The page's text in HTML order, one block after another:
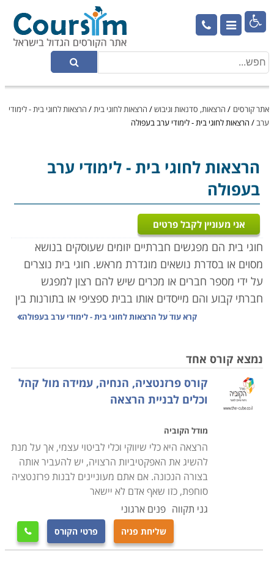

אתר קורסים / הרצאות, סדנאות וגיבוש/ הרצאות לחוגי בית/ הרצאות לחוגי בית - לימודי
ערב/ הרצאות לחוגי בית - לימודי ערב בעפולה
הרצאות לחוגי בית- לימודי ערב
בעפולה
אני מעוניין לקבל פרטים
חוגי בית הם מפגשים חברתיים יזומים שעוסקים בנושא
מסוים או בסדרת נושאים מוגדרת מראש. חוגי בית נוצרים
על ידי מספר חברים או מכרים שיש להם רצון למפגש
חברתי קבוע והם מייסדים אותו בבית ספציפי או בתורנות בין
בתים שונים. ייחודן של ההרצאות הוא בכך שהמרצים
הרצאות לחוגי בית עוסקות בנושאים שונים כגון הומור,
מצוינות, יהדות, גרפולוגיה, הורות, העצמה ועוד. כשעורכים
ולהתאמתה לקהל היעד. הרצאות למפגשים אלו בנויות
באופן מרתק, ע"מ שכל חברי חוג הבית יפיקו את מירב
ההנאה מההרצאה.
קראו בקטגוריה זו את פירוט ההרצאות, בחרו את ההרצאה
המתאימה, מלאו את הפרטים ונציג ההרצאה יצור אתכם
קרא עוד על הרצאות לחוגי בית - לימודי ערב בעפולה
נמצא קורס אחד
קורס פרזנטציה, הנחיה, עמידה מול קהל
וכלים לבניית הרצאה
מודל הקוביה
הרצאה היא כלי שיווקי וכלי לביטוי עצמי, אך על מנת
להשיג את האפקטיביות הרצויה, יש להעביר אותה
בצורה הנכונה. אם אתם מעוניינים לבנות פרזנטציה
סוחפת, כזו שאף אדם לא יישאר
גני תקווה פנים ארגוני
שליחת פניה פרטי הקורס 